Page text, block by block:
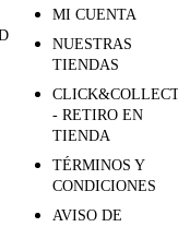
MI CUENTA
NUESTRAS
TIENDAS
- RETIRO EN
TIENDA
TÉRMINOS Y
CONDICIONES
AVISO DE